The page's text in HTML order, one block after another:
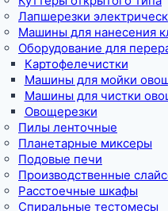
Лапшерезки
Машины для нанесения
Оборудование для
Картофелечистки
Машины для мойки
Машины для чистки
Овощерезки
Пилы ленточные
Планетарные миксеры
Подовые печи
Производственные
Расстоечные шкафы
Спиральные тестомесы